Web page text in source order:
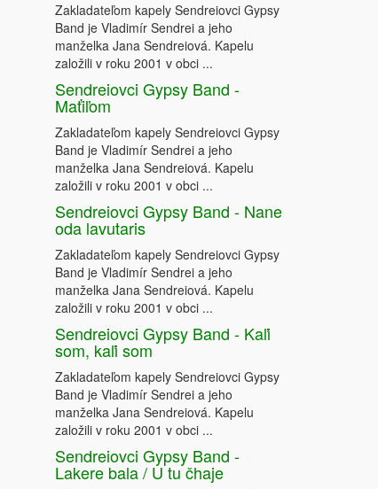
Zakladateľom kapely Sendreiovci Gypsy
Band je Vladimír Sendrei a jeho
manželka Jana Sendreiová. Kapelu
založili v roku 2001 v obci ...
Sendreiovci Gypsy Band -
Maťiľom
Zakladateľom kapely Sendreiovci Gypsy
Band je Vladimír Sendrei a jeho
manželka Jana Sendreiová. Kapelu
založili v roku 2001 v obci ...
Sendreiovci Gypsy Band - Nane
oda lavutaris
Zakladateľom kapely Sendreiovci Gypsy
Band je Vladimír Sendrei a jeho
manželka Jana Sendreiová. Kapelu
založili v roku 2001 v obci ...
Sendreiovci Gypsy Band - Kaľi
som, kaľi som
Zakladateľom kapely Sendreiovci Gypsy
Band je Vladimír Sendrei a jeho
manželka Jana Sendreiová. Kapelu
založili v roku 2001 v obci ...
Sendreiovci Gypsy Band -
Lakere bala / U tu čhaje